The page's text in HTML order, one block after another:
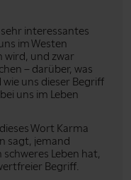
interessantes
im Westen
wird, und zwar
– darüber, was
uns dieser Begriff
uns im Leben
Wort Karma
sagt, jemand
schweres Leben hat,
Begriff.